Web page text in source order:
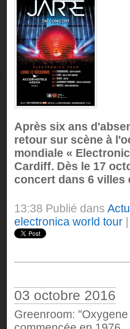
Après six ans
retour sur scène à
mondiale «
Cardiff. Dès le 17
concert dans 6 villes
13:38 Publié dans
electronica world tour
03 octobre 2016
Greenroom: